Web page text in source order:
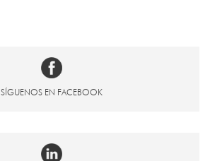
SÍGUENOS EN FACEBOOK